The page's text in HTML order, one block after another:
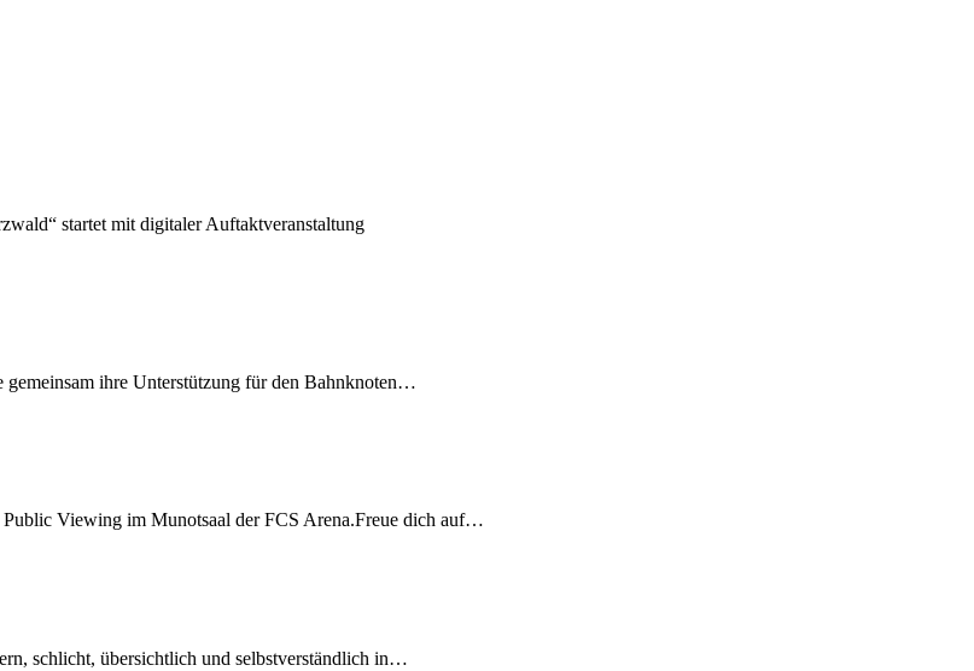
startet mit digitaler Auftaktveranstaltung
gemeinsam ihre Unterstützung für den Bahnknoten…
Viewing im Munotsaal der FCS Arena.Freue dich auf…
schlicht, übersichtlich und selbstverständlich in…